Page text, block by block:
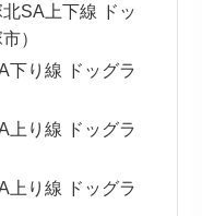
SA上下線 ドッ
）
下り線 ドッグラ
上り線 ドッグラ
上り線 ドッグラ